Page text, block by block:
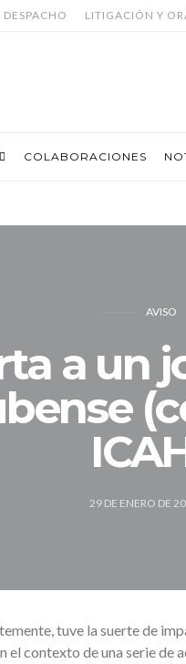
LITIGACIÓN Y
COLABORACIONES
AVISO
a un
29 DE ENERO DE
tuve la suerte de
el contexto de una serie